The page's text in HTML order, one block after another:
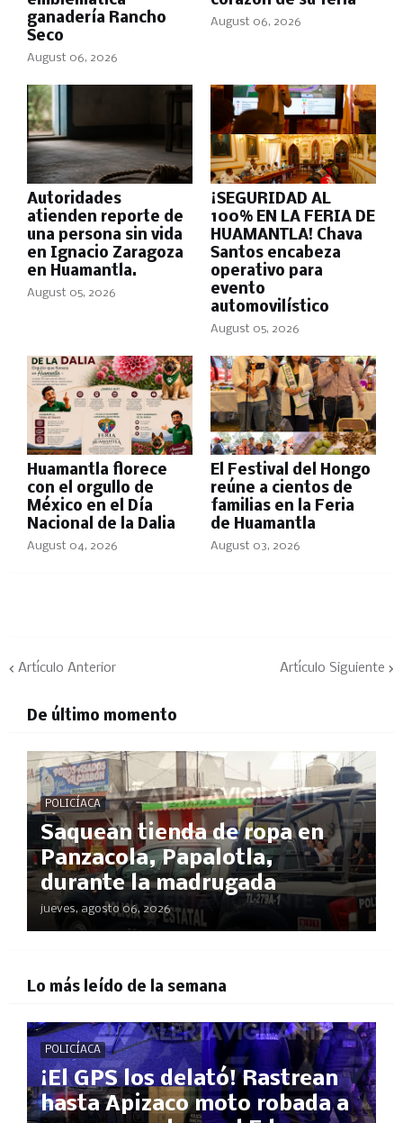
ganadería Rancho
Seco
August 06, 2026
August 06, 2026
Autoridades
atienden reporte de
una persona sin vida
en Ignacio Zaragoza
en Huamantla.
August 05, 2026
¡SEGURIDAD AL
100% EN LA FERIA DE
HUAMANTLA! Chava
Santos encabeza
operativo para
evento
automovilístico
August 05, 2026
Huamantla florece
con el orgullo de
México en el Día
Nacional de la Dalia
August 04, 2026
El Festival del Hongo
reúne a cientos de
familias en la Feria
de Huamantla
August 03, 2026
Artículo Anterior Artículo Siguiente
De último momento
POLICÍACA
Saquean tienda de ropa en
Panzacola, Papalotla,
durante la madrugada
jueves, agosto 06, 2026
Lo más leído de la semana
POLICÍACA
¡El GPS los delató! Rastrean
hasta Apizaco moto robada a